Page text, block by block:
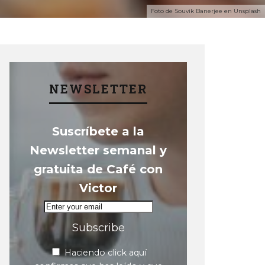
Foto de Souvik Banerjee en Unsplash
NEWSLETTER
Suscríbete a la
Newsletter semanal y
gratuita de Café con
Victor
Subscribe
Haciendo click aquí